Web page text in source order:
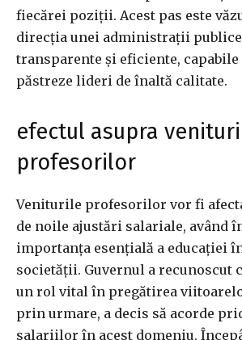
fiecărei poziții. Acest pas este
direcția unei administrații
transparente și eficiente, capabile
păstreze lideri de înaltă calitate.
efectul asupra
profesorilor
Veniturile profesorilor vor fi
de noile ajustări salariale, având
importanța esențială a educației
societății. Guvernul a recunoscut
un rol vital în pregătirea
prin urmare, a decis să acorde
salariilor în acest domeniu.